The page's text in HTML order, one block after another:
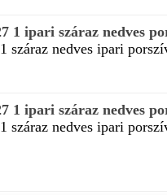
1 ipari száraz nedves
száraz nedves ipari
1 ipari száraz nedves
száraz nedves ipari